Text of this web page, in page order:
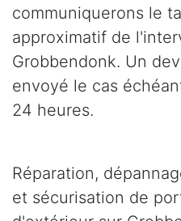
communiquerons le
approximatif de
Grobbendonk. Un
envoyé le cas
24 heures.
Réparation,
et sécurisation de